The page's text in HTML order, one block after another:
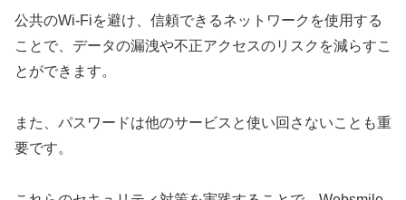
公共のWi-Fiを避け、信頼できるネットワークを使用する
ことで、データの漏洩や不正アクセスのリスクを減らすこ
とができます。
また、パスワードは他のサービスと使い回さないことも重
要です。